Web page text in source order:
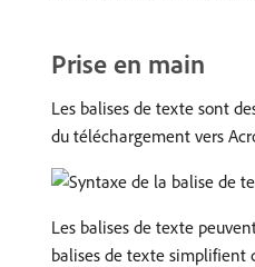
Prise en main
Les balises de texte sont
du téléchargement vers
Les balises de texte
balises de texte simplifient